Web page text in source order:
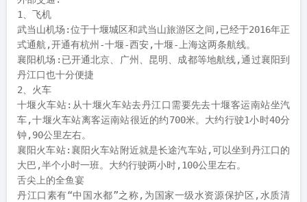
1、飞机
武当山机场:位于十堰城区和武当山旅游区之间,已经于2016年正
式通航,开通有杭州-十堰-西安,十堰-上海这两条航线。
襄阳机场:已开通北京、广州、昆明、成都等地航线,通过襄阳到
丹江口也十分便捷
2、火车
十堰火车站:从十堰火车站去丹江口需要先去十堰客运南站坐汽
车,十堰火车站离客运南站很近的约700米。大约行驶1小时40分
钟,90公里左右。
襄阳火车站:襄阳火车站附近就是长途汽车站,可以坐到丹江口的
大巴,半个小时一班。大约行驶两小时,100公里左右。
舌尖上的全鱼宴
丹江口素有“中国水都”之称,为国家一级水资源保护区,水质清